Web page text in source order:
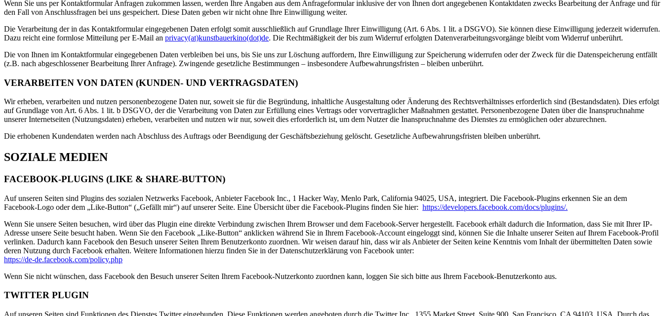
Wenn Sie uns per Kontaktformular Anfragen zukommen lassen, werden Ihre Angaben aus dem Anfrageformular inklusive der von Ihnen dort angegebenen Kontaktdaten zwecks Bearbeitung der Anfrage und für
den Fall von Anschlussfragen bei uns gespeichert. Diese Daten geben wir nicht ohne Ihre Einwilligung weiter.
Die Verarbeitung der in das Kontaktformular eingegebenen Daten erfolgt somit ausschließlich auf Grundlage Ihrer Einwilligung (Art. 6 Abs. 1 lit. a DSGVO). Sie können diese Einwilligung jederzeit widerrufen.
Dazu reicht eine formlose Mitteilung per E-Mail an privacy(at)kunstbauerkino(dot)de. Die Rechtmäßigkeit der bis zum Widerruf erfolgten Datenverarbeitungsvorgänge bleibt vom Widerruf unberührt.
Die von Ihnen im Kontaktformular eingegebenen Daten verbleiben bei uns, bis Sie uns zur Löschung auffordern, Ihre Einwilligung zur Speicherung widerrufen oder der Zweck für die Datenspeicherung entfällt
(z.B. nach abgeschlossener Bearbeitung Ihrer Anfrage). Zwingende gesetzliche Bestimmungen – insbesondere Aufbewahrungsfristen – bleiben unberührt.
VERARBEITEN VON DATEN (KUNDEN- UND VERTRAGSDATEN)
Wir erheben, verarbeiten und nutzen personenbezogene Daten nur, soweit sie für die Begründung, inhaltliche Ausgestaltung oder Änderung des Rechtsverhältnisses erforderlich sind (Bestandsdaten). Dies erfolgt
auf Grundlage von Art. 6 Abs. 1 lit. b DSGVO, der die Verarbeitung von Daten zur Erfüllung eines Vertrags oder vorvertraglicher Maßnahmen gestattet. Personenbezogene Daten über die Inanspruchnahme
unserer Internetseiten (Nutzungsdaten) erheben, verarbeiten und nutzen wir nur, soweit dies erforderlich ist, um dem Nutzer die Inanspruchnahme des Dienstes zu ermöglichen oder abzurechnen.
Die erhobenen Kundendaten werden nach Abschluss des Auftrags oder Beendigung der Geschäftsbeziehung gelöscht. Gesetzliche Aufbewahrungsfristen bleiben unberührt.
SOZIALE MEDIEN
FACEBOOK-PLUGINS (LIKE & SHARE-BUTTON)
Auf unseren Seiten sind Plugins des sozialen Netzwerks Facebook, Anbieter Facebook Inc., 1 Hacker Way, Menlo Park, California 94025, USA, integriert. Die Facebook-Plugins erkennen Sie an dem
Facebook-Logo oder dem „Like-Button“ („Gefällt mir“) auf unserer Seite. Eine Übersicht über die Facebook-Plugins finden Sie hier: https://developers.facebook.com/docs/plugins/.
Wenn Sie unsere Seiten besuchen, wird über das Plugin eine direkte Verbindung zwischen Ihrem Browser und dem Facebook-Server hergestellt. Facebook erhält dadurch die Information, dass Sie mit Ihrer IP-
Adresse unsere Seite besucht haben. Wenn Sie den Facebook „Like-Button“ anklicken während Sie in Ihrem Facebook-Account eingeloggt sind, können Sie die Inhalte unserer Seiten auf Ihrem Facebook-Profil
verlinken. Dadurch kann Facebook den Besuch unserer Seiten Ihrem Benutzerkonto zuordnen. Wir weisen darauf hin, dass wir als Anbieter der Seiten keine Kenntnis vom Inhalt der übermittelten Daten sowie
deren Nutzung durch Facebook erhalten. Weitere Informationen hierzu finden Sie in der Datenschutzerklärung von Facebook unter:
https://de-de.facebook.com/policy.php
Wenn Sie nicht wünschen, dass Facebook den Besuch unserer Seiten Ihrem Facebook-Nutzerkonto zuordnen kann, loggen Sie sich bitte aus Ihrem Facebook-Benutzerkonto aus.
TWITTER PLUGIN